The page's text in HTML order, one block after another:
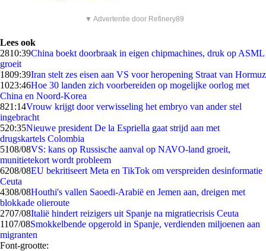
▼ Advertentie door Refinery89
Lees ook
2810:39China boekt doorbraak in eigen chipmachines, druk op ASML
groeit
1809:39Iran stelt zes eisen aan VS voor heropening Straat van Hormuz
1023:46Hoe 30 landen zich voorbereiden op mogelijke oorlog met
China en Noord-Korea
821:14Vrouw krijgt door verwisseling het embryo van ander stel
ingebracht
520:35Nieuwe president De la Espriella gaat strijd aan met
drugskartels Colombia
5108/08VS: kans op Russische aanval op NAVO-land groeit,
munitietekort wordt probleem
6208/08EU bekritiseert Meta en TikTok om verspreiden desinformatie
Ceuta
4308/08Houthi's vallen Saoedi-Arabië en Jemen aan, dreigen met
blokkade olieroute
2707/08Italië hindert reizigers uit Spanje na migratiecrisis Ceuta
1107/08Smokkelbende opgerold in Spanje, verdienden miljoenen aan
migranten
Font-grootte: